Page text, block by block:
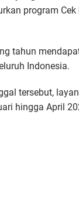
program
tahun
Indonesia.
tersebut,
hingga April